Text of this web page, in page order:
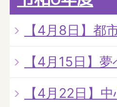
【4月8日】都
【4月15日】
【4月22日】